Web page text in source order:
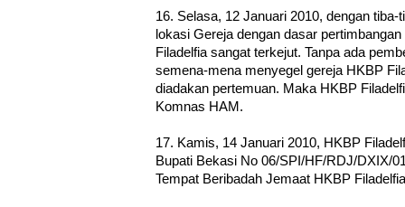
16. Selasa, 12 Januari 2010, dengan
lokasi Gereja dengan dasar
Filadelfia sangat terkejut. Tanpa ada
semena-mena menyegel gereja HKBP
diadakan pertemuan. Maka HKBP
Komnas HAM.
17. Kamis, 14 Januari 2010, HKBP
Bupati Bekasi No 06/SPI/HF/RDJ/DXIX/
Tempat Beribadah Jemaat HKBP